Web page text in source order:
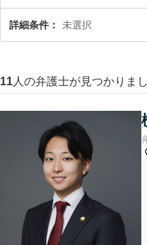
詳細条件 未選択
11 人の弁護士が見つかりま